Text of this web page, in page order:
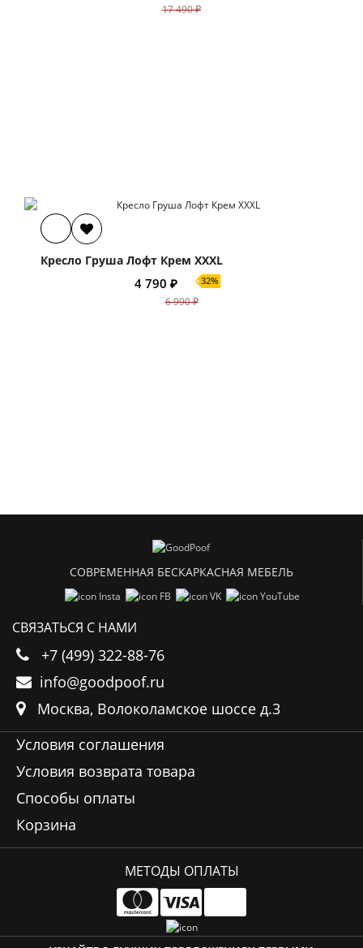
17 490 ₽
Кресло Груша Лофт Крем XXXL
4 790 ₽ 32%
6 990 ₽
СОВРЕМЕННАЯ БЕСКАРКАСНАЯ МЕБЕЛЬ
Insta FB VK YouTube
СВЯЗАТЬСЯ С НАМИ
+7 (499) 322-88-76
info@goodpoof.ru
Москва, Волоколамское шоссе д.3
Условия соглашения
Условия возврата товара
Способы оплаты
Корзина
МЕТОДЫ ОПЛАТЫ